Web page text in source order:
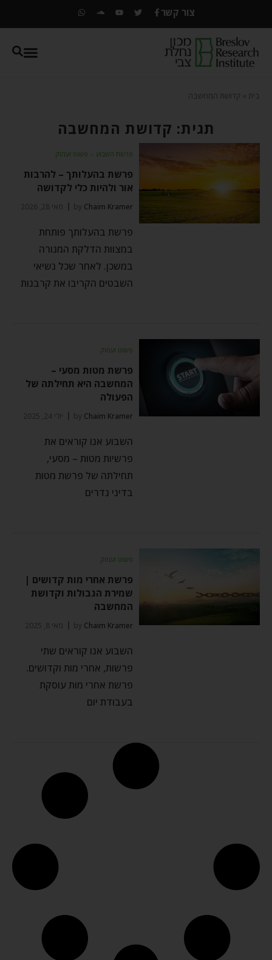
צור קשר
בית קדושת המחשבה
תגית: קדושת המחשבה
פרשת השבוע ⬦ פשוט ועמוק
פרשת בהעלותך – להרבות
אור ולהיות כלי לקדושה
by Chaim Kramer מאי 28, 2026
פרשת בהעלותך פותחת
במצוות הדלקת המנורה
במשכן. לאחר שכל נשיאי
השבטים הקריבו את קרבנות
פשוט ועמוק
פרשת מטות מסעי –
המחשבה היא תחילתה של
הפעולה
by Chaim Kramer יולי 24, 2025
השבוע אנו קוראים את
פרשיות מטות – מסעי,
תחילתה של פרשת מטות
בדיני נדרים
פשוט ועמוק
פרשת אחרי מות קדושים |
שמירת הגבולות וקדושת
המחשבה
by Chaim Kramer מאי 8, 2025
השבוע אנו קוראים שתי
פרשות, אחרי מות וקדושים.
פרשת אחרי מות עוסקת
בעבודת יום